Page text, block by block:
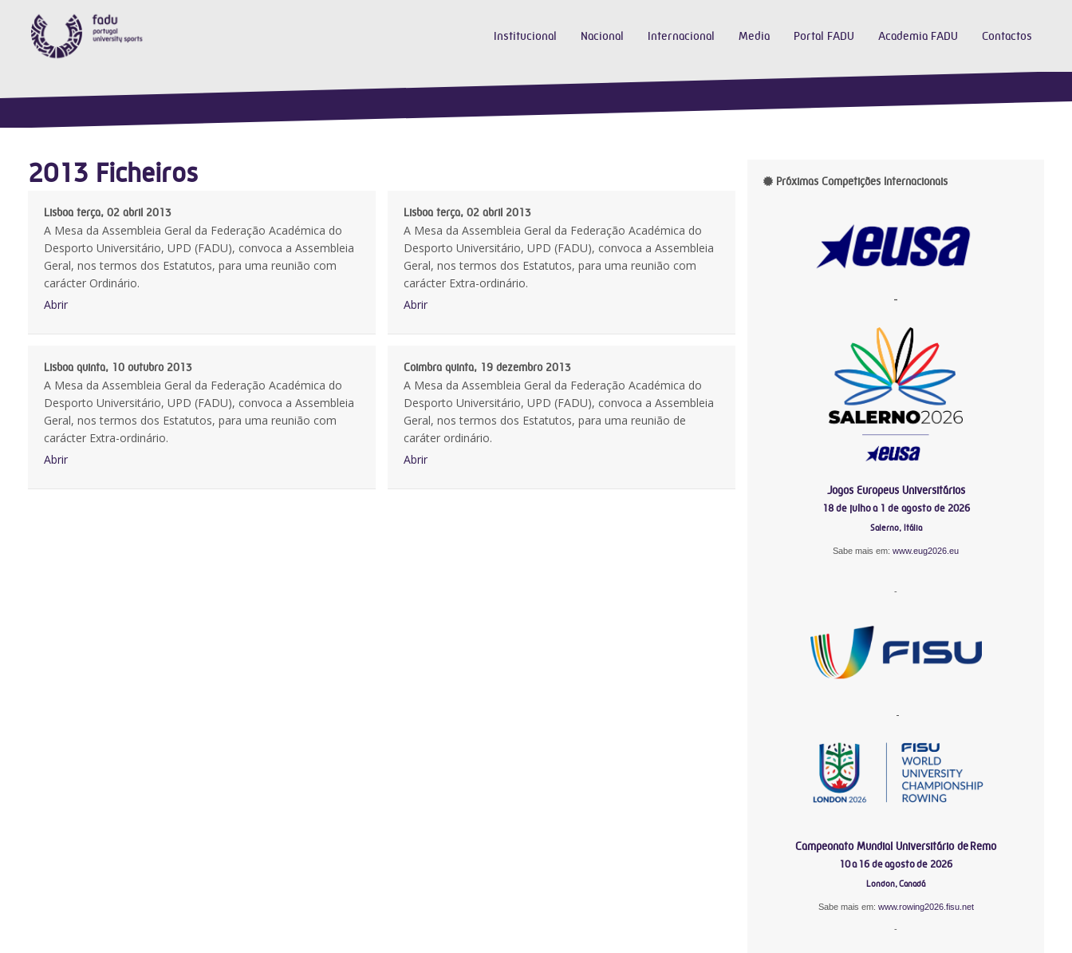
Institucional Nacional Internacional Media Portal FADU Academia FADU Contactos
2013 Ficheiros
Lisboa terça, 02 abril 2013
A Mesa da Assembleia Geral da Federação Académica do
Desporto Universitário, UPD (FADU), convoca a Assembleia
Geral, nos termos dos Estatutos, para uma reunião com
carácter Ordinário.
Abrir
Lisboa terça, 02 abril 2013
A Mesa da Assembleia Geral da Federação Académica do
Desporto Universitário, UPD (FADU), convoca a Assembleia
Geral, nos termos dos Estatutos, para uma reunião com
carácter Extra-ordinário.
Abrir
Lisboa quinta, 10 outubro 2013
A Mesa da Assembleia Geral da Federação Académica do
Desporto Universitário, UPD (FADU), convoca a Assembleia
Geral, nos termos dos Estatutos, para uma reunião com
carácter Extra-ordinário.
Abrir
Coimbra quinta, 19 dezembro 2013
A Mesa da Assembleia Geral da Federação Académica do
Desporto Universitário, UPD (FADU), convoca a Assembleia
Geral, nos termos dos Estatutos, para uma reunião de
caráter ordinário.
Abrir
Próximas Competições Internacionais
-
Jogos Europeus Universitários
18 de julho a 1 de agosto de 2026
Salerno, Itália
Sabe mais em:www.eug2026.eu
-
-
Campeonato Mundial Universitário de Remo
10 a 16 de agosto de 2026
London, Canadá
Sabe mais em: www.rowing2026.fisu.net
-